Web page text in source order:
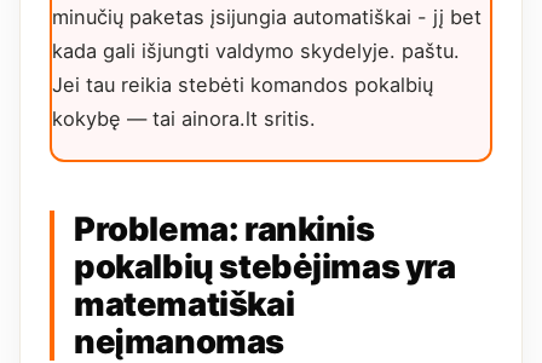
minučių paketas įsijungia automatiškai - jį bet
kada gali išjungti valdymo skydelyje. paštu.
Jei tau reikia stebėti komandos pokalbių
kokybę — tai ainora.lt sritis.
Problema: rankinis
pokalbių stebėjimas yra
matematiškai
neįmanomas